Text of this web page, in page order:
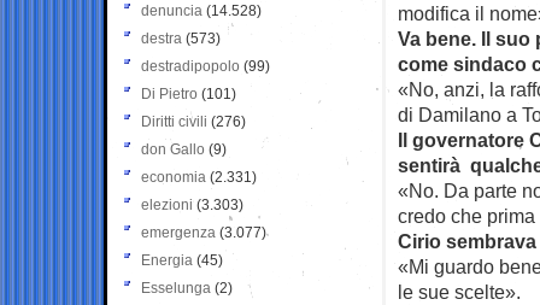
modifica il
Va bene. Il
come sindaco
«No, anzi, la
di Damilano a
Il governatore
sentirà
«No. Da parte
credo che
Cirio
«Mi guardo
le sue scelte».
denuncia (14.528)
destra (573)
destradipopolo (99)
Di Pietro (101)
Diritti civili (276)
don Gallo (9)
economia (2.331)
elezioni (3.303)
emergenza (3.077)
Energia (45)
Esselunga (2)